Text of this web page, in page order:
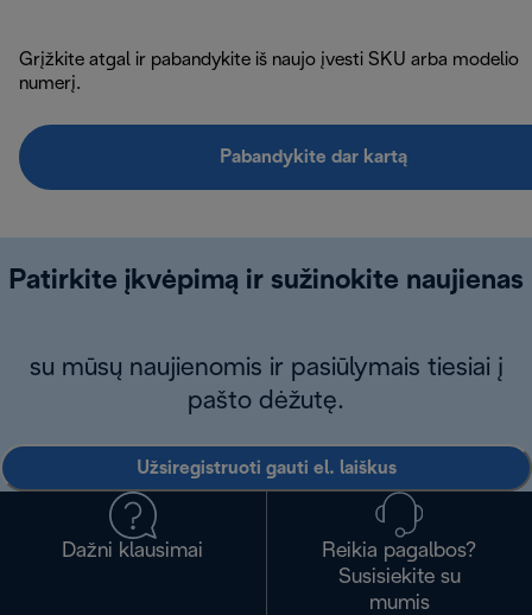
Grįžkite atgal ir pabandykite iš naujo įvesti SKU arba modelio
numerį.
Pabandykite dar kartą
Patirkite įkvėpimą ir sužinokite naujienas
su mūsų naujienomis ir pasiūlymais tiesiai į
pašto dėžutę.
Užsiregistruoti gauti el. laiškus
Dažni klausimai
Reikia pagalbos?
Susisiekite su
mumis